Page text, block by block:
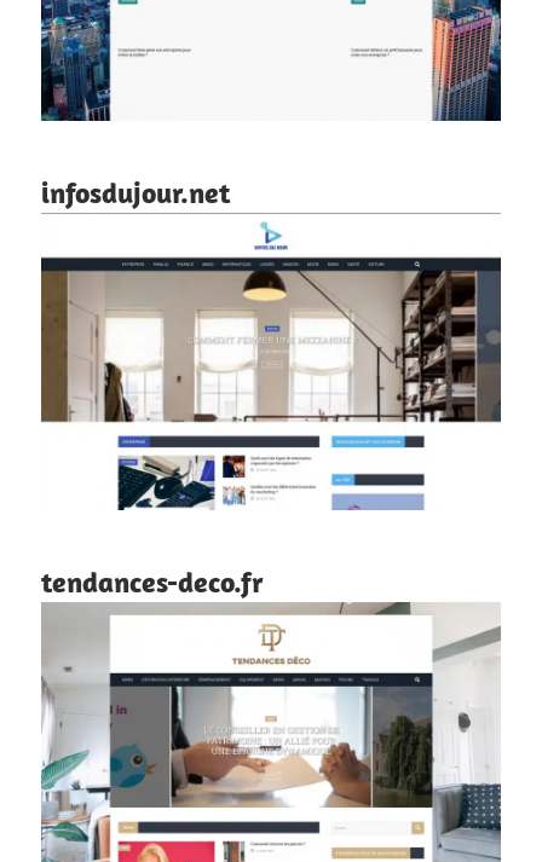
infosdujour.net
tendances-deco.fr